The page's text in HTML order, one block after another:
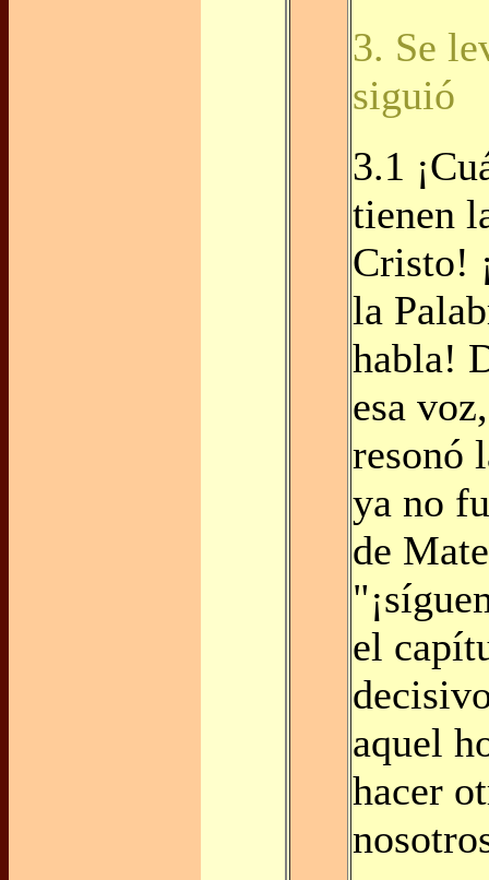
3. Se
siguió
3.1
tienen
Cristo!
la
habla!
esa
resonó
ya no
de
el
aquel
hacer